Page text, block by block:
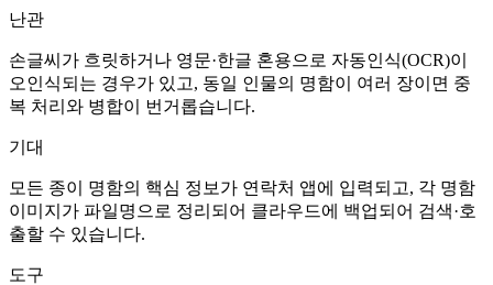
난관
손글씨가 흐릿하거나 영문·한글 혼용으로 자동인식(OCR)이
오인식되는 경우가 있고, 동일 인물의 명함이 여러 장이면 중
복 처리와 병합이 번거롭습니다.
기대
모든 종이 명함의 핵심 정보가 연락처 앱에 입력되고, 각 명함
이미지가 파일명으로 정리되어 클라우드에 백업되어 검색·호
출할 수 있습니다.
도구